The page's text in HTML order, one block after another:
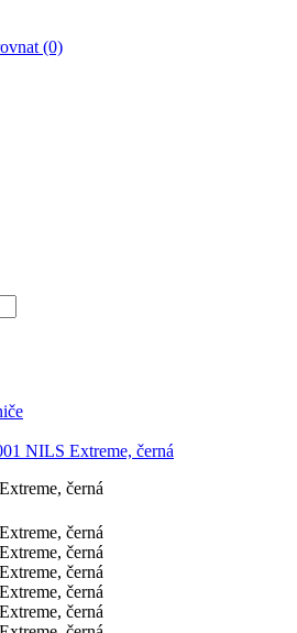
(0)
NILS Extreme, černá